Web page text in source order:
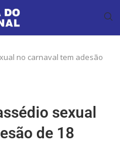
no carnaval tem adesão
sexual
de 18